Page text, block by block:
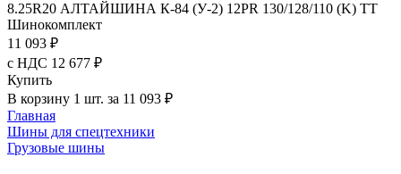
8.25R20 АЛТАЙШИНА К-84 (У-2) 12PR 130/128/110 (K) TT
Шинокомплект
11 093 ₽
с НДС 12 677 ₽
Купить
В корзину 1 шт. за 11 093 ₽
Главная
Шины для спецтехники
Грузовые шины